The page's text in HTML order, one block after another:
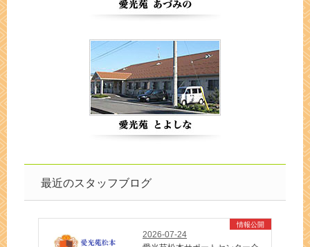
最近のスタッフブログ
2026-07-24
情報公開